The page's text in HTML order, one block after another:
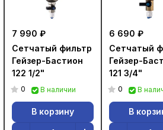
7 990 ₽
Сетчатый фильтр
Гейзер-Бастион
122 1/2"
0 В наличии
В корзину
6 690 ₽
Сетчатый
Гейзер-
121 3/4"
0 В
В